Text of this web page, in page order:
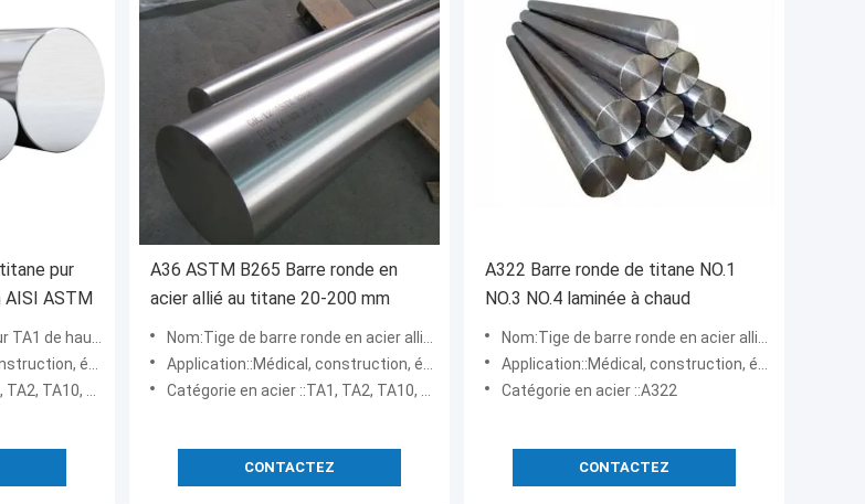
pur
AISI ASTM
vente directe d'usine
hydroélectricité
TP270C CR1, GR11
A36 ASTM B265 Barre ronde en
acier allié au titane 20-200 mm
Nom:Tige de barre ronde en acier allié au titane
Application::Médical, construction, énergie nucléaire, hydroélectricité
Catégorie en acier ::TA1, TA2, TA10, TA15, TA18, TC2, TC4, japonais TP270C CR1, GR11
CONTACTEZ
A322 Barre ronde de titane NO.1
NO.3 NO.4 laminée à chaud
Nom:Tige de barre ronde en acier allié au titane
Application::Médical, construction, énergie nucléaire, hydroélectricité
Catégorie en acier ::A322
CONTACTEZ